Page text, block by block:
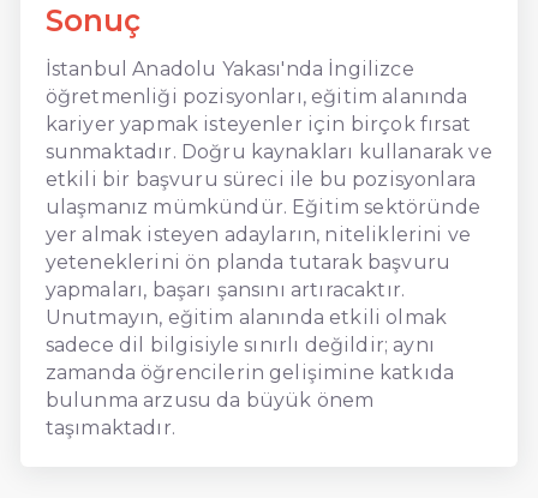
Sonuç
İstanbul Anadolu Yakası'nda İngilizce
öğretmenliği pozisyonları, eğitim alanında
kariyer yapmak isteyenler için birçok fırsat
sunmaktadır. Doğru kaynakları kullanarak ve
etkili bir başvuru süreci ile bu pozisyonlara
ulaşmanız mümkündür. Eğitim sektöründe
yer almak isteyen adayların, niteliklerini ve
yeteneklerini ön planda tutarak başvuru
yapmaları, başarı şansını artıracaktır.
Unutmayın, eğitim alanında etkili olmak
sadece dil bilgisiyle sınırlı değildir; aynı
zamanda öğrencilerin gelişimine katkıda
bulunma arzusu da büyük önem
taşımaktadır.